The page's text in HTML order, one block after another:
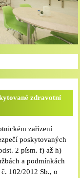
zdravotní
zařízení
poskytovaných
2 písm. f) až h)
a podmínkách
102/2012 Sb., o